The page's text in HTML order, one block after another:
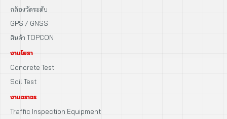
กล้องวัดระดับ
GPS / GNSS
สินค้า TOPCON
งานโยธา
Concrete Test
Soil Test
งานจราจร
Traffic Inspection Equipment